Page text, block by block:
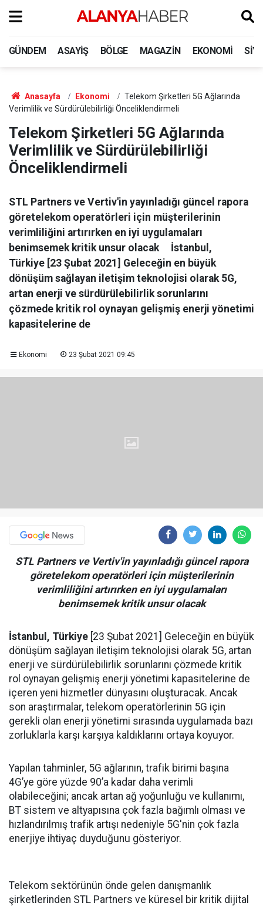
GÜNDEM ASAYIŞ BÖLGE MAGAZIN EKONOMI
Anasayfa Ekonomi
Telekom Şirketleri 5G Ağlarında
Verimlilik ve Sürdürülebilirliği Önceliklendirmeli
Telekom Şirketleri 5G Ağlarında
Verimlilik ve Sürdürülebilirliği
Önceliklendirmeli
STL Partners ve Vertiv'in yayınladığı güncel rapora
göretelekom operatörleri için müşterilerinin
verimliliğini artırırken en iyi uygulamaları
benimsemek kritik unsur olacak İstanbul,
Türkiye [23 Şubat 2021] Geleceğin en büyük
dönüşüm sağlayan iletişim teknolojisi olarak 5G,
artan enerji ve sürdürülebilirlik sorunlarını
çözmede kritik rol oynayan gelişmiş enerji yönetimi
kapasitelerine de
Ekonomi 23 Şubat 2021 09:45
STL Partners ve Vertiv'in yayınladığı güncel rapora
göretelekom operatörleri için müşterilerinin
verimliliğini artırırken en iyi uygulamaları
benimsemek kritik unsur olacak
İstanbul, Türkiye [23 Şubat 2021] Geleceğin en büyük
dönüşüm sağlayan iletişim teknolojisi olarak 5G, artan
enerji ve sürdürülebilirlik sorunlarını çözmede kritik
rol oynayan gelişmiş enerji yönetimi kapasitelerine de
içeren yeni hizmetler dünyasını oluşturacak. Ancak
son araştırmalar, telekom operatörlerinin 5G için
gerekli olan enerji yönetimi sırasında uygulamada bazı
zorluklarla karşı karşıya kaldıklarını ortaya koyuyor.
Yapılan tahminler, 5G ağlarının, trafik birimi başına
4G’ye göre yüzde 90’a kadar daha verimli
olabileceğini; ancak artan ağ yoğunluğu ve kullanımı,
BT sistem ve altyapısına çok fazla bağımlı olması ve
hızlandırılmış trafik artışı nedeniyle 5G'nin çok fazla
enerjiye ihtiyaç duyduğunu gösteriyor.
Telekom sektörünün önde gelen danışmanlık
şirketlerinden STL Partners ve küresel bir kritik dijital